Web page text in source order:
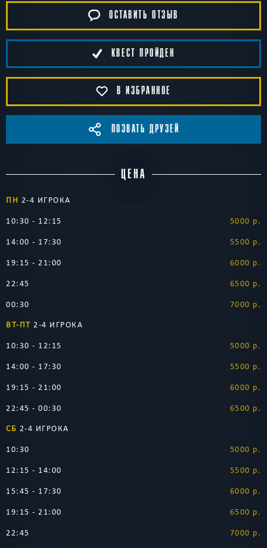
ОСТАВИТЬ ОТЗЫВ
КВЕСТ ПРОЙДЕН
В ИЗБРАННОЕ
ПОЗВАТЬ ДРУЗЕЙ
ЦЕНА
ПН 2-4 ИГРОКА
10:30 - 12:15 5000 р.
14:00 - 17:30 5500 р.
19:15 - 21:00 6000 р.
22:45 6500 р.
00:30
7000 р.
ВТ-ПТ 2-4 ИГРОКА
10:30 - 12:15 5000 р.
14:00 - 17:30 5500 р.
19:15 - 21:00 6000 р.
22:45 - 00:30
6500 р.
СБ 2-4 ИГРОКА
10:30 5000 р.
12:15 - 14:00 5500 р.
15:45 - 17:30 6000 р.
19:15 - 21:00 6500 р.
22:45 7000 р.